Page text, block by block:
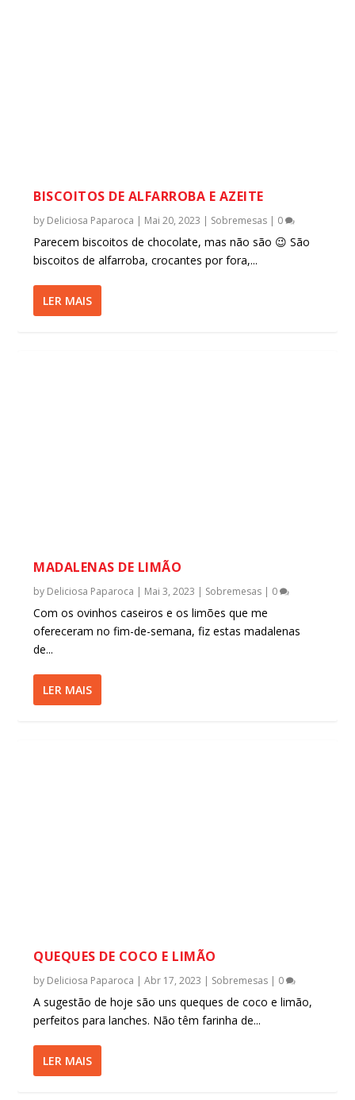
BISCOITOS DE ALFARROBA E AZEITE
by Deliciosa Paparoca | Mai 20, 2023 | Sobremesas | 0
Parecem biscoitos de chocolate, mas não são 😉 São
biscoitos de alfarroba, crocantes por fora,...
LER MAIS
MADALENAS DE LIMÃO
by Deliciosa Paparoca | Mai 3, 2023 | Sobremesas | 0
Com os ovinhos caseiros e os limões que me
ofereceram no fim-de-semana, fiz estas madalenas
de...
LER MAIS
QUEQUES DE COCO E LIMÃO
by Deliciosa Paparoca |Abr 17, 2023 | Sobremesas | 0
A sugestão de hoje são uns queques de coco e limão,
perfeitos para lanches. Não têm farinha de...
LER MAIS